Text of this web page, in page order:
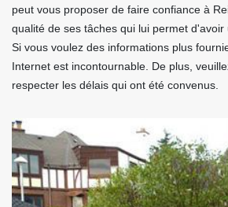
peut vous proposer de faire confiance à
qualité de ses tâches qui lui permet d'avoir
Si vous voulez des informations plus
Internet est incontournable. De plus,
respecter les délais qui ont été convenus.